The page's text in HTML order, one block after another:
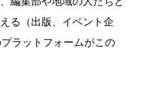
る（出版、イベント企
ラットフォームがこの